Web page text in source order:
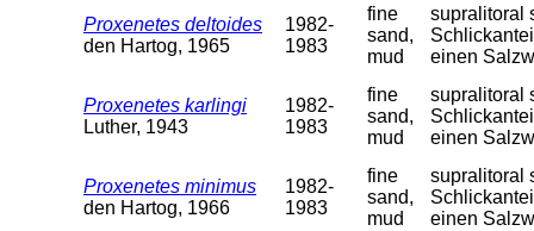
Proxenetes deltoides
den Hartog, 1965
1982-
1983
fine
sand,
mud
supralitoral
einen
Proxenetes karlingi
Luther, 1943
1982-
1983
fine
sand,
mud
supralitoral
einen
Proxenetes minimus
den Hartog, 1966
1982-
1983
fine
sand,
mud
supralitoral
einen